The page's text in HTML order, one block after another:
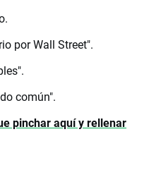
por Wall Street".
común".
pinchar aquí y rellenar